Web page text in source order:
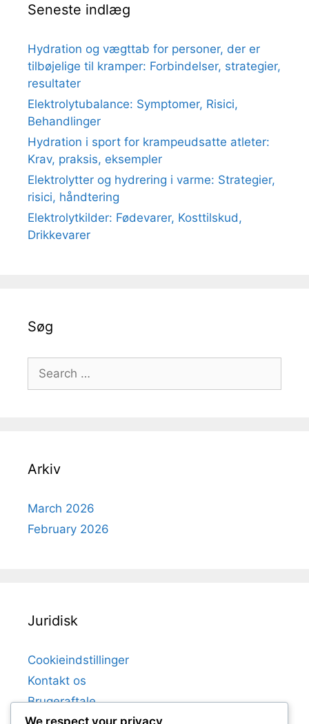
Seneste indlæg
Hydration og vægttab for personer, der er
tilbøjelige til kramper: Forbindelser, strategier,
resultater
Elektrolytubalance: Symptomer, Risici,
Behandlinger
Hydration i sport for krampeudsatte atleter:
Krav, praksis, eksempler
Elektrolytter og hydrering i varme: Strategier,
risici, håndtering
Elektrolytkilder: Fødevarer, Kosttilskud,
Drikkevarer
Søg
for:
Arkiv
March 2026
February 2026
Juridisk
Cookieindstillinger
Kontakt os
Brugeraftale
We respect your privacy